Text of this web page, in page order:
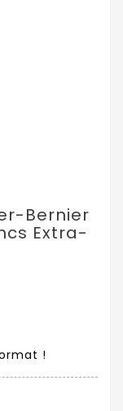
Bernier
Extra-
!